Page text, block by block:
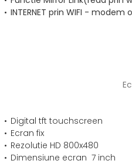
INTERNET prin WIFI -
Digital tft touchscreen
Ecran fix
Rezolutie HD 800x480
Dimensiune ecran 7 inch